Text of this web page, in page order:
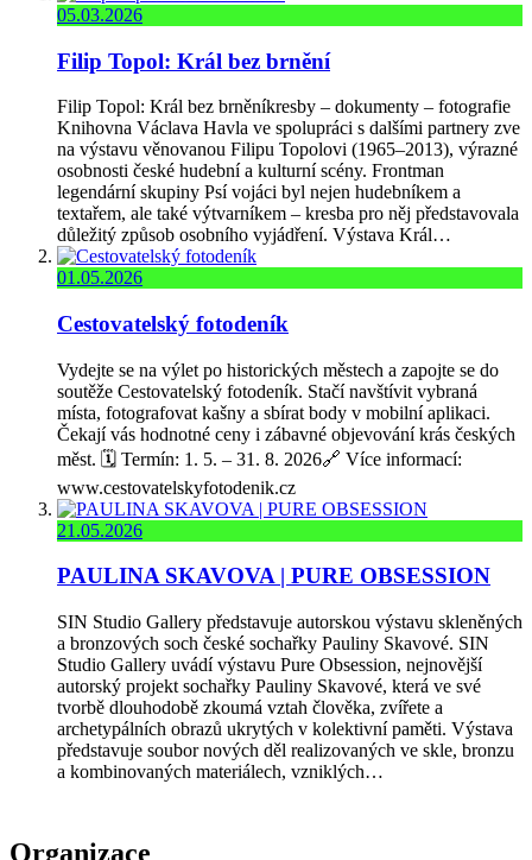
05.03.2026
Filip Topol: Král bez brnění
Filip Topol: Král bez brněníkresby – dokumenty – fotografie
Knihovna Václava Havla ve spolupráci s dalšími partnery zve
na výstavu věnovanou Filipu Topolovi (1965–2013), výrazné
osobnosti české hudební a kulturní scény. Frontman
legendární skupiny Psí vojáci byl nejen hudebníkem a
textařem, ale také výtvarníkem – kresba pro něj představovala
důležitý způsob osobního vyjádření. Výstava Král…
01.05.2026
Cestovatelský fotodeník
Vydejte se na výlet po historických městech a zapojte se do
soutěže Cestovatelský fotodeník. Stačí navštívit vybraná
místa, fotografovat kašny a sbírat body v mobilní aplikaci.
Čekají vás hodnotné ceny i zábavné objevování krás českých
měst. 🗓️ Termín: 1. 5. – 31. 8. 2026🔗 Více informací:
www.cestovatelskyfotodenik.cz
21.05.2026
PAULINA SKAVOVA | PURE OBSESSION
SIN Studio Gallery představuje autorskou výstavu skleněných
a bronzových soch české sochařky Pauliny Skavové. SIN
Studio Gallery uvádí výstavu Pure Obsession, nejnovější
autorský projekt sochařky Pauliny Skavové, která ve své
tvorbě dlouhodobě zkoumá vztah člověka, zvířete a
archetypálních obrazů ukrytých v kolektivní paměti. Výstava
představuje soubor nových děl realizovaných ve skle, bronzu
a kombinovaných materiálech, vzniklých…
Organizace